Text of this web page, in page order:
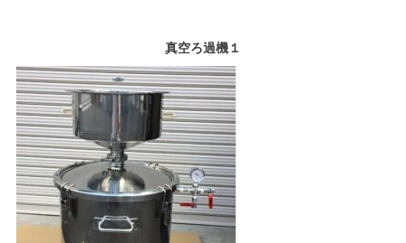
真空ろ過機１